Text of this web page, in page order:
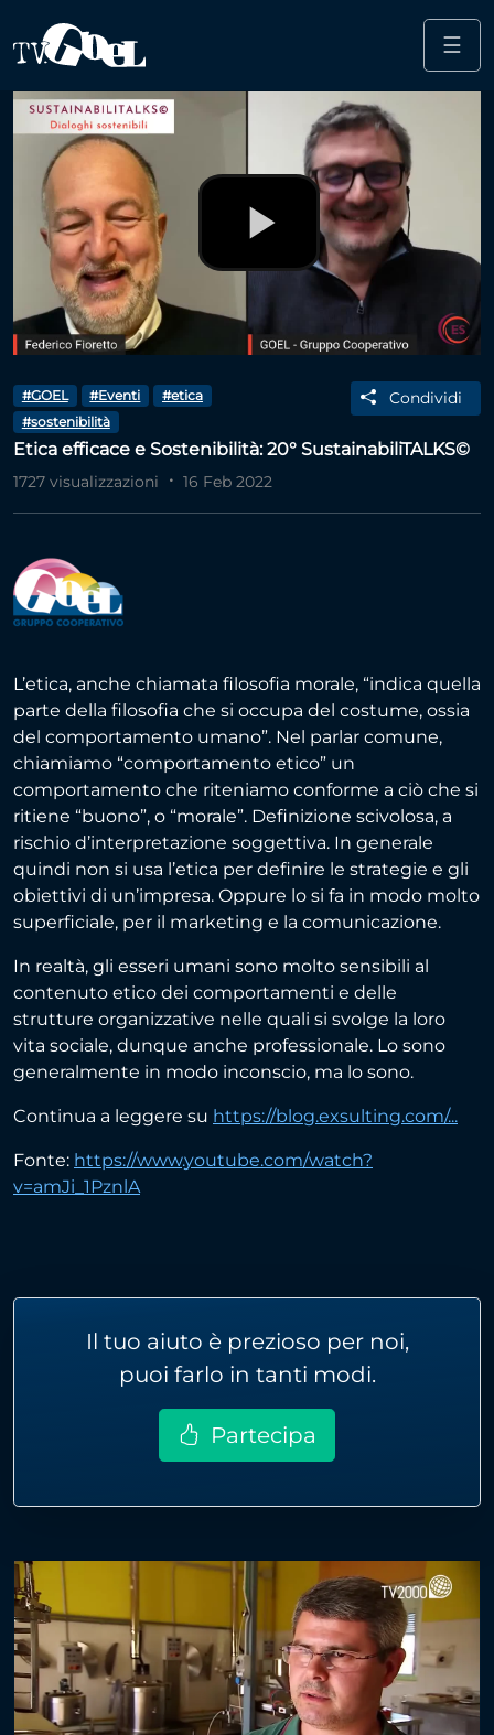
Salta al contenuto principale
☰
Play
Video
#GOEL #Eventi
#etica
#sostenibilità
Condividi
Etica efficace e Sostenibilità: 20° SustainabiliTALKS©
1727 visualizzazioni 16 Feb 2022
L’etica, anche chiamata filosofia morale, “indica quella
parte della filosofia che si occupa del costume, ossia
del comportamento umano”. Nel parlar comune,
chiamiamo “comportamento etico” un
comportamento che riteniamo conforme a ciò che si
ritiene “buono”, o “morale”. Definizione scivolosa, a
rischio d’interpretazione soggettiva. In generale
quindi non si usa l’etica per definire le strategie e gli
obiettivi di un’impresa. Oppure lo si fa in modo molto
superficiale, per il marketing e la comunicazione.
In realtà, gli esseri umani sono molto sensibili al
contenuto etico dei comportamenti e delle
strutture organizzative nelle quali si svolge la loro
vita sociale, dunque anche professionale. Lo sono
generalmente in modo inconscio, ma lo sono.
Continua a leggere su https://blog.exsulting.com/...
Fonte: https://www.youtube.com/watch?
v=amJi_1PznlA
Il tuo aiuto è prezioso per noi,
puoi farlo in tanti modi.
Partecipa